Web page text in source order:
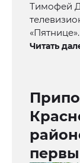
Тимофей
«Пятнице».
Читать